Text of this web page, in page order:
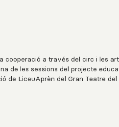
cooperació a través del circ i les
de les sessions del projecte
de LiceuAprèn del Gran Teatre del